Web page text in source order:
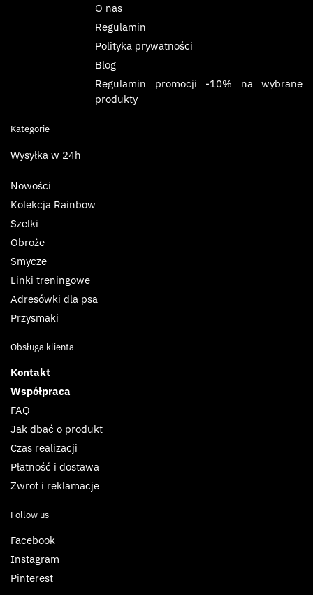
O nas
Regulamin
Polityka prywatności
Blog
Regulamin promocji -10% na wybrane
produkty
Kategorie
Wysyłka w 24h
Nowości
Kolekcja Rainbow
Szelki
Obroże
Smycze
Linki treningowe
Adresówki dla psa
Przysmaki
Obsługa klienta
Kontakt
Współpraca
FAQ
Jak dbać o produkt
Czas realizacji
Płatność i dostawa
Zwrot i reklamacje
Follow us
Facebook
Instagram
Pinterest